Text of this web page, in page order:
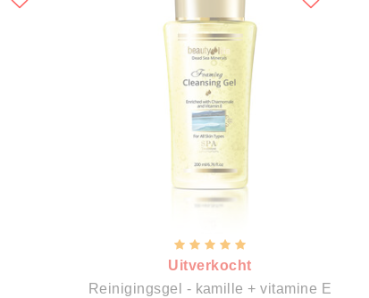
Uitverkocht
Reinigingsgel - kamille + vitamine E